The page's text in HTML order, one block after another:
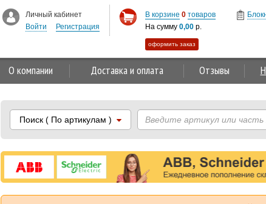
О компании Доставка и оплата Отзывы
Поиск( По артикулам )
Личный кабинет
Войти
Регистрация
В корзине 0 товаров
На сумму 0,00 р.
оформить заказ